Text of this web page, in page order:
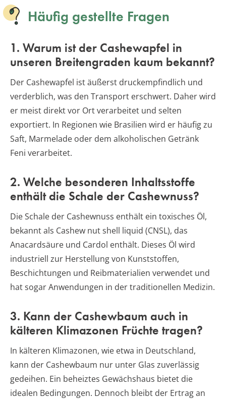
Häufig gestellte Fragen
1. Warum ist der Cashewapfel in
unseren Breitengraden kaum bekannt?
Der Cashewapfel ist äußerst druckempfindlich und
verderblich, was den Transport erschwert. Daher wird
er meist direkt vor Ort verarbeitet und selten
exportiert. In Regionen wie Brasilien wird er häufig zu
Saft, Marmelade oder dem alkoholischen Getränk
Feni verarbeitet.
2. Welche besonderen Inhaltsstoffe
enthält die Schale der Cashewnuss?
Die Schale der Cashewnuss enthält ein toxisches Öl,
bekannt als Cashew nut shell liquid (CNSL), das
Anacardsäure und Cardol enthält. Dieses Öl wird
industriell zur Herstellung von Kunststoffen,
Beschichtungen und Reibmaterialien verwendet und
hat sogar Anwendungen in der traditionellen Medizin.
3. Kann der Cashewbaum auch in
kälteren Klimazonen Früchte tragen?
In kälteren Klimazonen, wie etwa in Deutschland,
kann der Cashewbaum nur unter Glas zuverlässig
gedeihen. Ein beheiztes Gewächshaus bietet die
idealen Bedingungen. Dennoch bleibt der Ertrag an